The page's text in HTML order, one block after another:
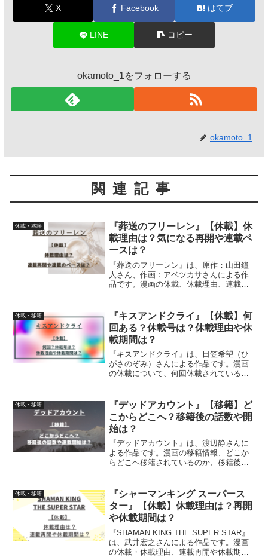
X Facebook はてブ
LINE コピー
okamoto_1をフォローする
okamoto_1
関連記事
休載・移籍
『葬送のフリーレン』【休載】休
載理由は？気になる再開や連載ペ
ースは？
『葬送のフリーレン』は、原作：山田鐘
人さん、作画：アベツカサさんによる作
品です。漫画の休載、休載理由、連載再
休載・移籍
『キスアンドクライ』【休載】何
回ある？休載号は？休載理由や休
載期間は？
『キスアンドクライ』は、日笠希望（ひ
がさのぞみ）さんによる作品です。漫画
の休載について、何回休載されているの
休載・移籍
『デッドアカウント』【移籍】ど
こからどこへ？移籍後の話数や開
始は？
『デッドアカウント』は、渡辺静さんに
よる作品です。漫画の移籍情報、どこか
らどこへ移籍されているのか、移籍後の
休載・移籍
『シャーマンキング スーパース
ター』【休載】休載理由は？再開
や休載期間は？
『SHAMAN KING THE SUPER STAR』
は、武井宏之さんによる作品です。漫画
の休載・休載理由、連載再開や休載期間